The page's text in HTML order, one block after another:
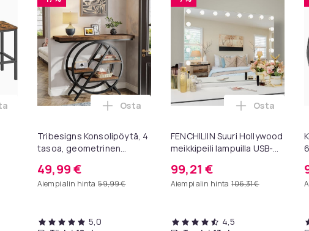
– Ruokailuryhmä 2 Hengelle | Betoninharmaa 89x45x87cm
VASAGLE baaripöytä baarituolisarjalla, ruokapöytä 2 tuolilla,
Tribesigns Konsolipöytä, 4
tasoa, geometrinen
cm, eteispöytä, sivupöytä,
sohvapöytä
49,99 €
Aiempi alin hinta 59,99 €
Lisää Tribesigns Konsolipöytä, 4 tasoa,
Osta
5,0
FENCHILIIN Suuri Hollywood
meikkipeili lampuilla USB-
valkoinen 80 x 58 cm
99,21 €
Aiempi alin hinta 106,31 €
Lisää
Osta
4,5